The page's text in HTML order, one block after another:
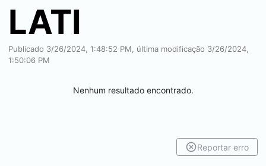
LATI
Publicado 3/26/2024, 1:48:52 PM, última modificação 3/26/2024,
1:50:06 PM
Nenhum resultado encontrado.
Reportar erro